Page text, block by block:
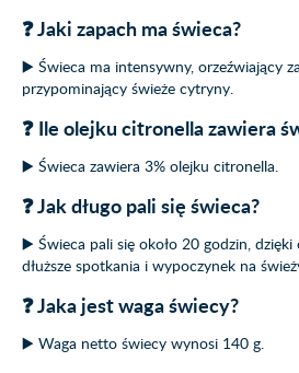
❓ Jaki zapach ma świeca?
▶️ Świeca ma intensywny, orzeźwiający
przypominający świeże cytryny.
❓ Ile olejku citronella zawiera
▶️ Świeca zawiera 3% olejku citronella.
❓ Jak długo pali się świeca?
▶️ Świeca pali się około 20 godzin, dzięki
dłuższe spotkania i wypoczynek na
❓ Jaka jest waga świecy?
▶️ Waga netto świecy wynosi 140 g.